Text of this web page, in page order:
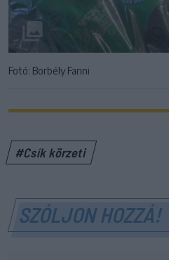
Fotó: Borbély Fanni
#Csík körzeti
SZÓLJON HOZZÁ!